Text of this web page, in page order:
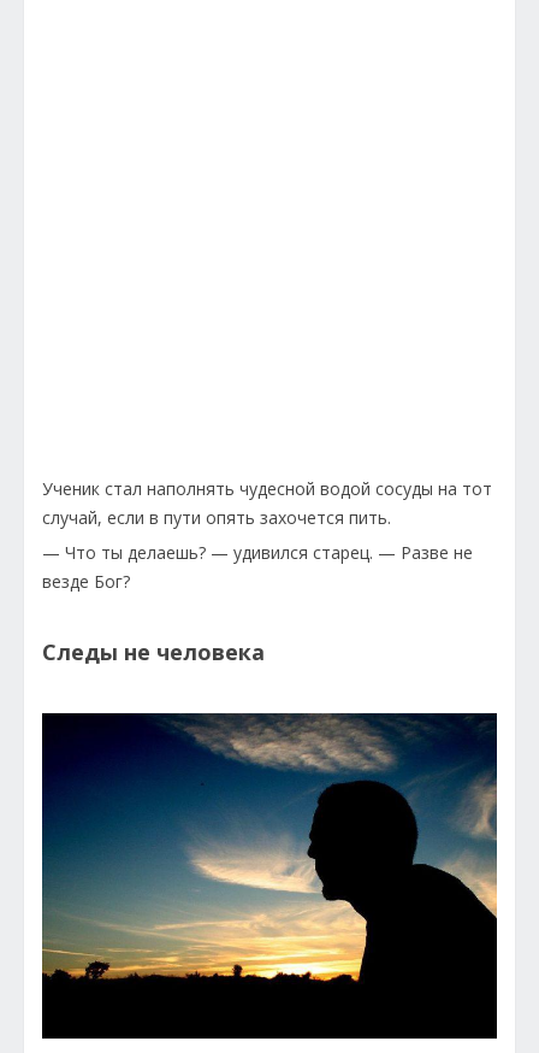
Ученик стал наполнять чудесной водой сосуды на тот
случай, если в пути опять захочется пить.
— Что ты делаешь? — удивился старец. — Разве не
везде Бог?
Следы не человека